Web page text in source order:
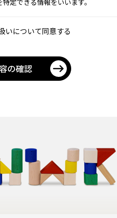
定できる情報をいいます。
収集いたします。
情報保護関連規則に基づき個人情報
問い合わせ先について】
、追加又は削除、利用の停止、消去
いについて同意する
の確認